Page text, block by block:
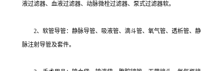
液过滤器、血液过滤器、动脉微栓过滤器、泵式过滤器软。
2、软管导管：静脉导管、吸液管、滴斗管、氧气管、透析管、静
脉注射导管及套件。